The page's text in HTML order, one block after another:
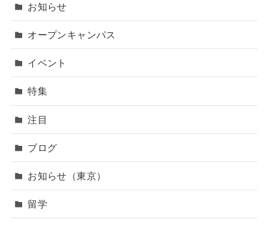
お知らせ
オープンキャンパス
イベント
特集
注目
ブログ
お知らせ（東京）
留学